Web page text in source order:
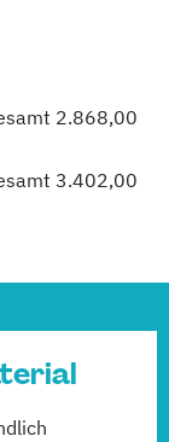
2.868,00
3.402,00